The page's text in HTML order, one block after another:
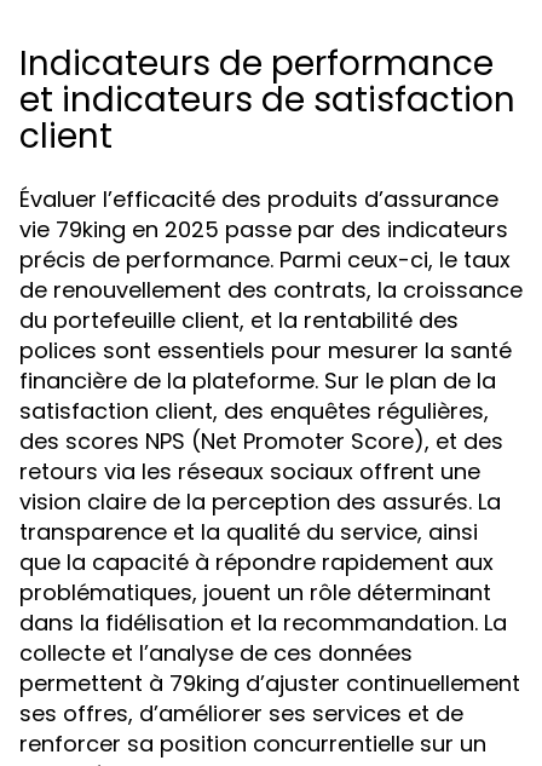
Indicateurs de performance
et indicateurs de satisfaction
client
Évaluer l’efficacité des produits d’assurance
vie 79king en 2025 passe par des indicateurs
précis de performance. Parmi ceux-ci, le taux
de renouvellement des contrats, la croissance
du portefeuille client, et la rentabilité des
polices sont essentiels pour mesurer la santé
financière de la plateforme. Sur le plan de la
satisfaction client, des enquêtes régulières,
des scores NPS (Net Promoter Score), et des
retours via les réseaux sociaux offrent une
vision claire de la perception des assurés. La
transparence et la qualité du service, ainsi
que la capacité à répondre rapidement aux
problématiques, jouent un rôle déterminant
dans la fidélisation et la recommandation. La
collecte et l’analyse de ces données
permettent à 79king d’ajuster continuellement
ses offres, d’améliorer ses services et de
renforcer sa position concurrentielle sur un